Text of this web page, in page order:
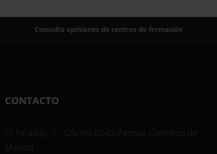
Consulta opiniones de centros de formación
CONTACTO
C/ Faraday, 7 - Oficina 004D Parque Científico de
Madrid